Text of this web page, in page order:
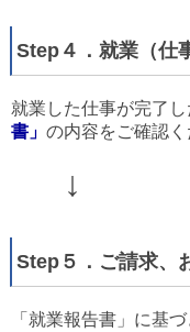
Step４．就業（仕
就業した仕事が完了
書」 の内容をご確認く
↓
Step５．ご請求、
「就業報告書」に基